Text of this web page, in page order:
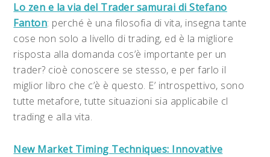
Lo zen e la via del Trader samurai di Stefano
Fanton: perché è una filosofia di vita, insegna tante
cose non solo a livello di trading, ed è la migliore
risposta alla domanda cos’è importante per un
trader? cioè conoscere se stesso, e per farlo il
miglior libro che c’è è questo. E’ introspettivo, sono
tutte metafore, tutte situazioni sia applicabile cl
trading e alla vita.
New Market Timing Techniques: Innovative